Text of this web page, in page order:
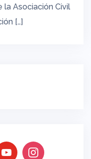
la Asociación Civil
[…]